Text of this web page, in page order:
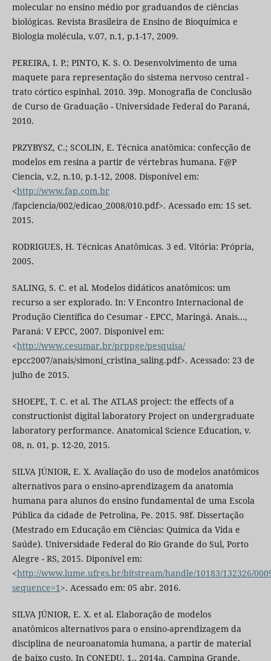
molecular no ensino médio por graduandos de ciências
biológicas. Revista Brasileira de Ensino de Bioquímica e
Biologia molécula, v.07, n.1, p.1-17, 2009.
PEREIRA, I. P.; PINTO, K. S. O. Desenvolvimento de uma
maquete para representação do sistema nervoso central -
trato córtico espinhal. 2010. 39p. Monografia de Conclusão
de Curso de Graduação - Universidade Federal do Paraná,
2010.
PRZYBYSZ, C.; SCOLIN, E. Técnica anatômica: confecção de
modelos em resina a partir de vértebras humana. F@P
Ciencia, v.2, n.10, p.1-12, 2008. Disponível em:
<http://www.fap.com.br
/fapciencia/002/edicao_2008/010.pdf>. Acessado em: 15 set.
2015.
RODRIGUES, H. Técnicas Anatômicas. 3 ed. Vitória: Própria,
2005.
SALING, S. C. et al. Modelos didáticos anatômicos: um
recurso a ser explorado. In: V Encontro Internacional de
Produção Científica do Cesumar - EPCC, Maringá. Anais...,
Paraná: V EPCC, 2007. Disponível em:
<http://www.cesumar.br/prppge/pesquisa/
epcc2007/anais/simoni_cristina_saling.pdf>. Acessado: 23 de
julho de 2015.
SHOEPE, T. C. et al. The ATLAS project: the effects of a
constructionist digital laboratory Project on undergraduate
laboratory performance. Anatomical Science Education, v.
08, n. 01, p. 12-20, 2015.
SILVA JÚNIOR, E. X. Avaliação do uso de modelos anatômicos
alternativos para o ensino-aprendizagem da anatomia
humana para alunos do ensino fundamental de uma Escola
Pública da cidade de Petrolina, Pe. 2015. 98f. Dissertação
(Mestrado em Educação em Ciências: Química da Vida e
Saúde). Universidade Federal do Rio Grande do Sul, Porto
Alegre - RS, 2015. Diponível em:
<http://www.lume.ufrgs.br/bitstream/handle/10183/132326/
sequence=1>. Acessado em: 05 abr. 2016.
SILVA JÚNIOR, E. X. et al. Elaboração de modelos
anatômicos alternativos para o ensino-aprendizagem da
disciplina de neuroanatomia humana, a partir de material
de baixo custo. In CONEDU, 1., 2014a, Campina Grande.